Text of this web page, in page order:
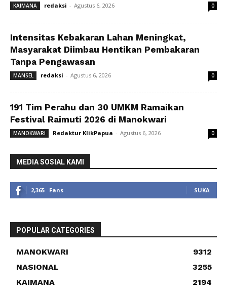
KAIMANA redaksi - Agustus 6, 2026 0
Intensitas Kebakaran Lahan Meningkat,
Masyarakat Diimbau Hentikan Pembakaran
Tanpa Pengawasan
MANSEL redaksi - Agustus 6, 2026 0
191 Tim Perahu dan 30 UMKM Ramaikan
Festival Raimuti 2026 di Manokwari
MANOKWARI Redaktur KlikPapua - Agustus 6, 2026 0
MEDIA SOSIAL KAMI
2,365 Fans SUKA
POPULAR CATEGORIES
MANOKWARI
9312
NASIONAL
3255
KAIMANA
2194